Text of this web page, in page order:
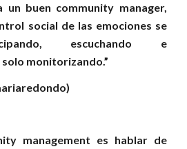
un buen community manager,
social de las emociones se
escuchando e
monitorizando.”
management es hablar de